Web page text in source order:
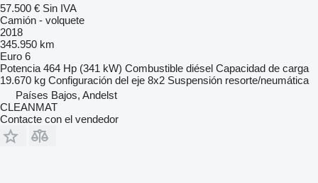
57.500 € Sin IVA
Camión - volquete
2018
345.950 km
Euro 6
Potencia 464 Hp (341 kW) Combustible diésel Capacidad de carga
19.670 kg Configuración del eje 8x2 Suspensión resorte/neumática
Países Bajos, Andelst
CLEANMAT
Contacte con el vendedor